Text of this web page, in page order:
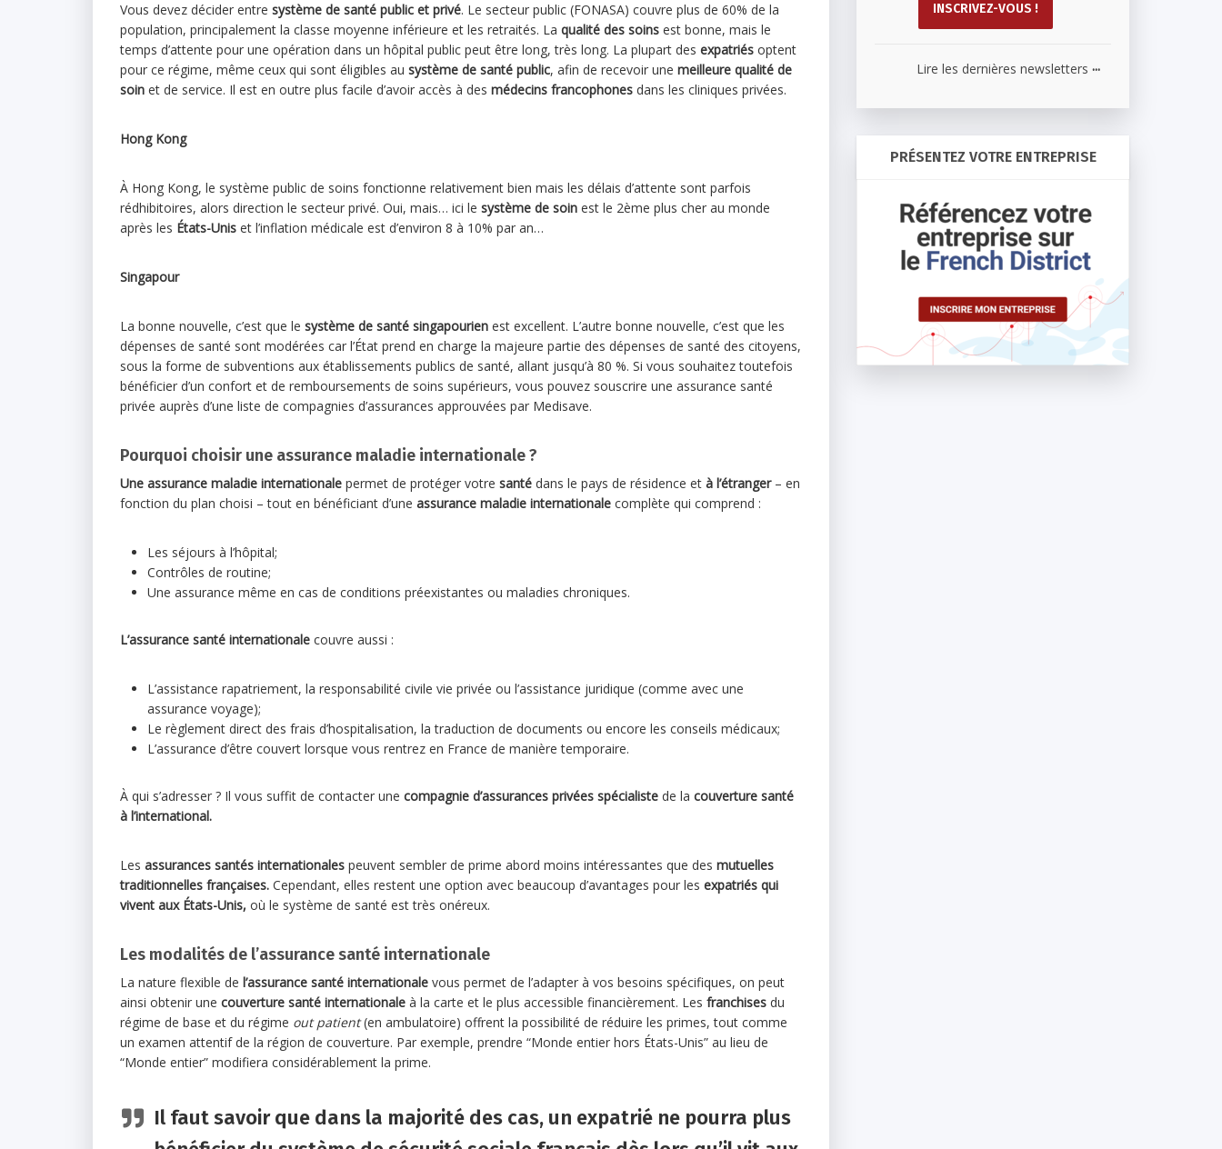
Vous devez décider entre système de santé public et privé. Le secteur public (FONASA) couvre plus de 60% de la
population, principalement la classe moyenne inférieure et les retraités. La qualité des soins est bonne, mais le
temps d’attente pour une opération dans un hôpital public peut être long, très long. La plupart des expatriés optent
pour ce régime, même ceux qui sont éligibles au système de santé public, afin de recevoir une meilleure qualité de
soin et de service. Il est en outre plus facile d’avoir accès à des médecins francophones dans les cliniques privées.
Hong Kong
À Hong Kong, le système public de soins fonctionne relativement bien mais les délais d’attente sont parfois
rédhibitoires, alors direction le secteur privé. Oui, mais… ici le système de soin est le 2ème plus cher au monde
après les États-Unis et l’inflation médicale est d’environ 8 à 10% par an…
Singapour
La bonne nouvelle, c’est que le système de santé singapourien est excellent. L’autre bonne nouvelle, c’est que les
dépenses de santé sont modérées car l’État prend en charge la majeure partie des dépenses de santé des citoyens,
sous la forme de subventions aux établissements publics de santé, allant jusqu’à 80 %. Si vous souhaitez toutefois
bénéficier d’un confort et de remboursements de soins supérieurs, vous pouvez souscrire une assurance santé
privée auprès d’une liste de compagnies d’assurances approuvées par Medisave.
Pourquoi choisir une assurance maladie internationale ?
Une assurance maladie internationale permet de protéger votre santé dans le pays de résidence et à l’étranger– en
fonction du plan choisi – tout en bénéficiant d’une assurance maladie internationale complète qui comprend :
Les séjours à l’hôpital;
Contrôles de routine;
Une assurance même en cas de conditions préexistantes ou maladies chroniques.
L’assurance santé internationale couvre aussi :
L’assistance rapatriement, la responsabilité civile vie privée ou l’assistance juridique (comme avec une
assurance voyage);
Le règlement direct des frais d’hospitalisation, la traduction de documents ou encore les conseils médicaux;
L’assurance d’être couvert lorsque vous rentrez en France de manière temporaire.
À qui s’adresser ? Il vous suffit de contacter une compagnie d’assurances privées spécialiste de la couverture santé
à l’international.
Les assurances santés internationales peuvent sembler de prime abord moins intéressantes que des mutuelles
traditionnelles françaises. Cependant, elles restent une option avec beaucoup d’avantages pour les expatriés qui
vivent aux États-Unis, où le système de santé est très onéreux.
Les modalités de l’assurance santé internationale
La nature flexible de l’assurance santé internationale vous permet de l’adapter à vos besoins spécifiques, on peut
ainsi obtenir une couverture santé internationale à la carte et le plus accessible financièrement. Les franchises du
régime de base et du régime out patient(en ambulatoire) offrent la possibilité de réduire les primes, tout comme
un examen attentif de la région de couverture. Par exemple, prendre “Monde entier hors États-Unis” au lieu de
“Monde entier” modifiera considérablement la prime.
Il faut savoir que dans la majorité des cas, un expatrié ne pourra plus
Lire les dernières newsletters ...
PRÉSENTEZ VOTRE ENTREPRISE